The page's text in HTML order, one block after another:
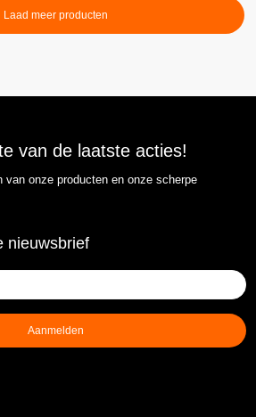
Laad meer producten
van de laatste acties!
van onze producten en onze scherpe
nieuwsbrief
Aanmelden